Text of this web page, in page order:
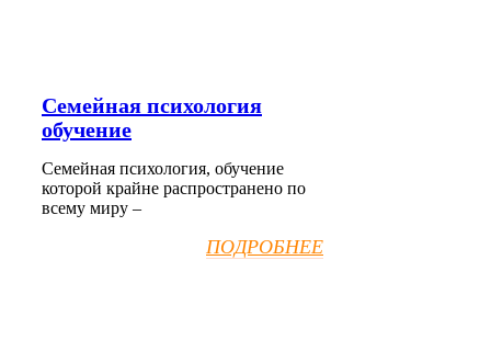
Семейная психология
обучение
Семейная психология, обучение
которой крайне распространено по
всему миру –
ПОДРОБНЕЕ